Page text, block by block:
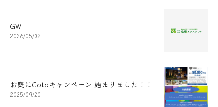
GW
2026/05/02
お庭にGotoキャンペーン 始まりました！！
2025/09/20